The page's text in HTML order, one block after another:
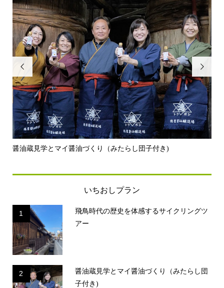

醤油蔵見学とマイ醤油づくり（みたらし団子付き)

いちおしプラン
1
飛鳥時代の歴史を体感するサイクリングツ
アー
2
醤油蔵見学とマイ醤油づくり（みたらし団
子付き)